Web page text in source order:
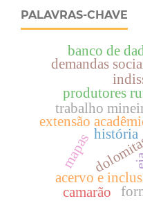
PALAVRAS-CHAVE
trabalho
extensão
demandas
história
produtores
acervo e
mapas
banco de
camarão